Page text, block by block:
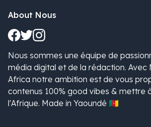
About Nous
Nous sommes une équipe de
média digital et de la rédaction. Avec
Africa notre ambition est de vous
contenus 100% good vibes & mettre
l'Afrique. Made in Yaoundé 🇨🇲